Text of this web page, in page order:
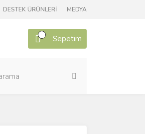
DESTEK ÜRÜNLERİ MEDYA
Sepetim